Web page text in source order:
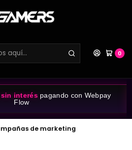
0
interéspagando con Webpay
Flow
de marketing